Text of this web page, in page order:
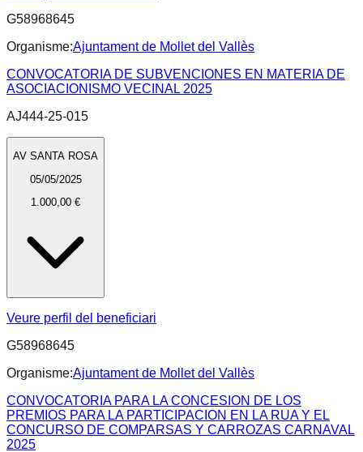
G58968645
Organisme:Ajuntament de Mollet del Vallès
CONVOCATORIA DE SUBVENCIONES EN MATERIA DE
ASOCIACIONISMO VECINAL 2025
AJ444-25-015
AV SANTA ROSA
05/05/2025
1.000,00 €
Veure perfil del beneficiari
G58968645
Organisme:Ajuntament de Mollet del Vallès
CONVOCATORIA PARA LA CONCESION DE LOS
PREMIOS PARA LA PARTICIPACION EN LA RUA Y EL
CONCURSO DE COMPARSAS Y CARROZAS CARNAVAL
2025